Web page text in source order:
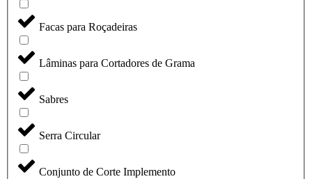
Facas para Roçadeiras
Lâminas para Cortadores de Grama
Sabres
Serra Circular
Conjunto de Corte Implemento